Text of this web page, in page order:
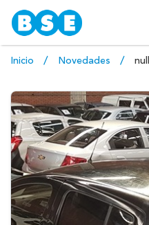
Inicio Novedades null